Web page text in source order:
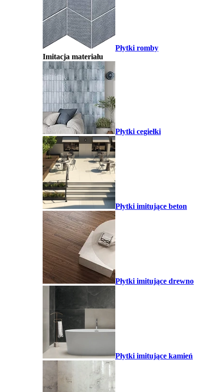
Płytki romby
Imitacja materiału
Płytki cegiełki
Płytki imitujące beton
Płytki imitujące drewno
Płytki imitujące kamień